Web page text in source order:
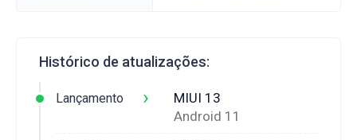
Histórico de atualizações:
Lançamento ›
MIUI 13
Android 11